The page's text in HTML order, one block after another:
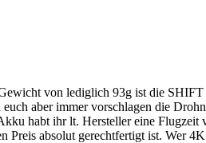
von lediglich 93g ist die
aber immer vorschlagen die
habt ihr lt. Hersteller eine
Preis absolut gerechtfertigt ist. Wer